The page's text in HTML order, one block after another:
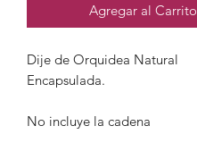
Agregar al Carrito
Dije de Orquidea Natural
Encapsulada.
No incluye la cadena